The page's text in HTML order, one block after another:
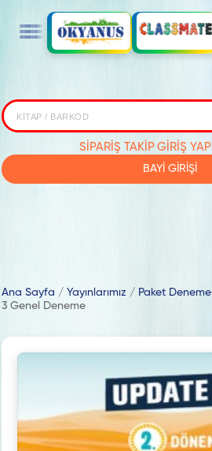
SİPARİŞ TAKİP GİRİŞ YAP
BAYİ GİRİŞİ
Ana Sayfa / Yayınlarımız / Paket Deneme
3 Genel Deneme